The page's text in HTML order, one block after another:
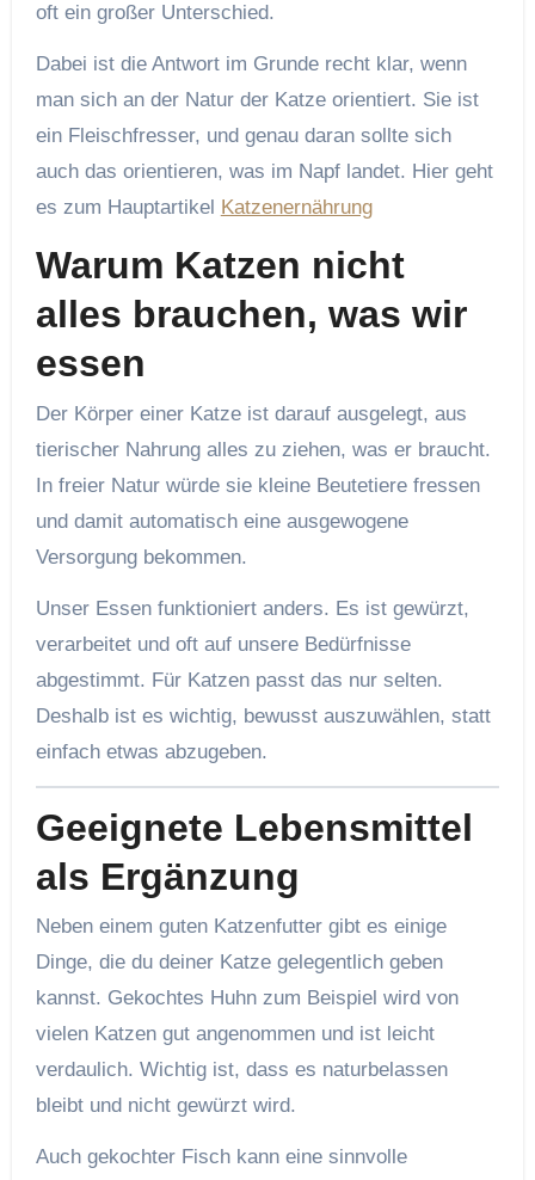
oft ein großer Unterschied.
Dabei ist die Antwort im Grunde recht klar, wenn
man sich an der Natur der Katze orientiert. Sie ist
ein Fleischfresser, und genau daran sollte sich
auch das orientieren, was im Napf landet. Hier geht
es zum Hauptartikel
Katzenernährung
Warum Katzen nicht
alles brauchen, was wir
essen
Der Körper einer Katze ist darauf ausgelegt, aus
tierischer Nahrung alles zu ziehen, was er braucht.
In freier Natur würde sie kleine Beutetiere fressen
und damit automatisch eine ausgewogene
Versorgung bekommen.
Unser Essen funktioniert anders. Es ist gewürzt,
verarbeitet und oft auf unsere Bedürfnisse
abgestimmt. Für Katzen passt das nur selten.
Deshalb ist es wichtig, bewusst auszuwählen, statt
einfach etwas abzugeben.
Geeignete Lebensmittel
als Ergänzung
Neben einem guten Katzenfutter gibt es einige
Dinge, die du deiner Katze gelegentlich geben
kannst. Gekochtes Huhn zum Beispiel wird von
vielen Katzen gut angenommen und ist leicht
verdaulich. Wichtig ist, dass es naturbelassen
bleibt und nicht gewürzt wird.
Auch gekochter Fisch kann eine sinnvolle